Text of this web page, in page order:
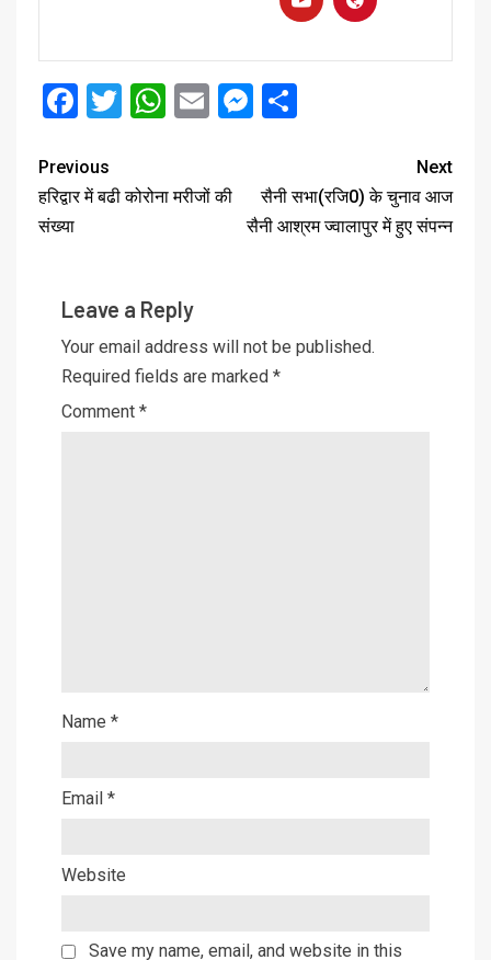
Facebook
Twitter
WhatsApp
EmailMessenger
Previous
हरिद्वार में बढी कोरोना मरीजों की
संख्या
Next
सैनी सभा(रजि0) के चुनाव आज
सैनी आश्रम ज्वालापुर में हुए संपन्न
Leave a Reply
Your email address will not be published.
Required fields are marked *
Comment *
Name *
Email *
Website
Save my name, email, and website in this